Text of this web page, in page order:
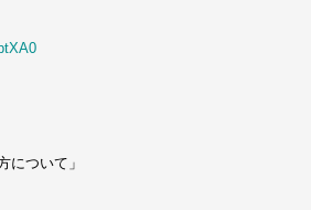
について」